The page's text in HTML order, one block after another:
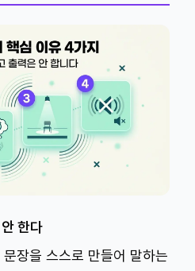
한다
장을 스스로 만들어 말하는